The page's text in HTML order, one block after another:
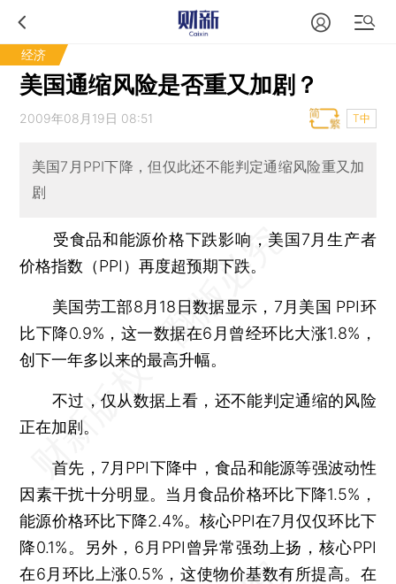
经济
美国通缩风险是否重又加剧？
2009年08月19日 08:51 T中
美国7月PPI下降，但仅此还不能判定通缩风险重又加
剧
受食品和能源价格下跌影响，美国7月生产者
价格指数（PPI）再度超预期下跌。
美国劳工部8月18日数据显示，7月美国 PPI环
比下降0.9%，这一数据在6月曾经环比大涨1.8%，
创下一年多以来的最高升幅。
不过，仅从数据上看，还不能判定通缩的风险
正在加剧。
首先，7月PPI下降中，食品和能源等强波动性
因素干扰十分明显。当月食品价格环比下降1.5%，
能源价格环比下降2.4%。核心PPI在7月仅仅环比下
降0.1%。另外，6月PPI曾异常强劲上扬，核心PPI
在6月环比上涨0.5%，这使物价基数有所提高。在